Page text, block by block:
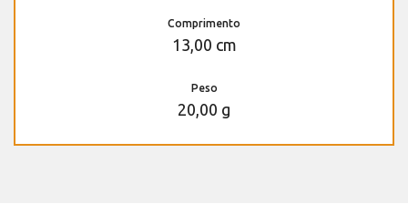
Comprimento
13,00 cm
Peso
20,00 g